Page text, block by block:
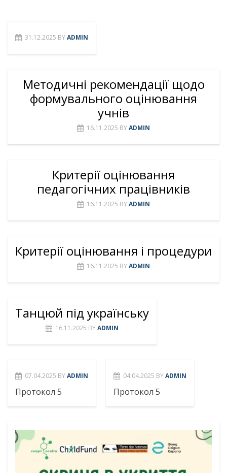
31.12.2025 BYADMIN
Методичні рекомендації щодо
формувального оцінювання
учнів
16.11.2025 BYADMIN
Критерії оцінювання
педагогічних працівників
16.11.2025 BYADMIN
Критерії оцінювання і процедури
16.11.2025 BYADMIN
Танцюй під українську
16.11.2025 BYADMIN
07.04.2025 BYADMIN
Протокол 5
04.04.2025 BYADMIN
Протокол 5